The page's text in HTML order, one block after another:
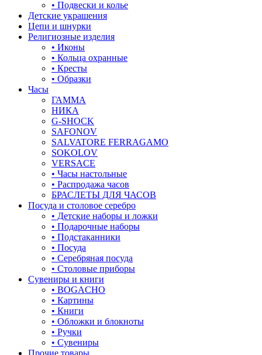
• Подвески и колье
Детские украшения
Цепи и шнурки
Религиозные изделия
• Иконы
• Кольца охранные
• Кресты
• Образки
Часы
ГАММА
НИКА
G-SHOCK
SAFONOV
SALVATORE FERRAGAMO
SOKOLOV
VERSACE
• Часы настольные
• Распродажа часов
БРАСЛЕТЫ ДЛЯ ЧАСОВ
Посуда и столовое серебро
• Детские наборы и ложки
• Подарочные наборы
• Подстаканники
• Посуда
• Серебряная посуда
• Столовые приборы
Сувениры и книги
• BOGACHO
• Картины
• Книги
• Обложки и блокноты
• Ручки
• Сувениры
Прочие товары